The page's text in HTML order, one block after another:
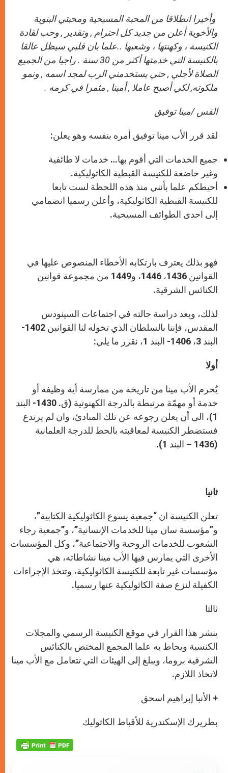
وأخيرا انطلاقا من المحبة المسيحية ومحبتي البنوية
والأخوية أعلن من جديد كل احترام , وتقدير , وحب لقادة
الكنيسة ، وكهنتها ، وشعبها ..علما بان قلبي سيظل عالقا
بالكنيسة التي خدمتها أكثر من 30 سنة
.راجيا من الجميع
الصلاة لأجلي , حتي يستخدمني الرب لمجد اسمه , ونمو
ملكوته, لكي أصبح عاملا , أمينا , مثمرا في كرمه .
القس /مينا توفيق
لقد قرر الأب مينا توفيق أمره بنفسه وهو يعلن:
جميع الخدمات التي أقوم بها… خدمات لا طائفية
وغير خاضعة للكنيسة القبطية الكاثوليكية.
أحيطكم علما بأنني منذ هذه اللحظة لست تابعا
للكنيسة القبطية الكاثوليكية، وأعلن رسميا انضمامي
إلى احدى الطوائف المسيحية.
فهو بذلك يعترف بارتكابه الأخطاء المنصوص عليها في
القوانين 1436، 1446، و1449 من مجموعة قوانين
الكنائس الشرقية.
لذلك، وبعد دراسة حالته في اجتماعات السينودس
المقدس، فإننا بالسلطان الذي تخوله لنا القوانين 1402-
البند 3، 1406- البند 1، نقرر ما يلي:
أولا
يُحرم الأب مينا من تاريخه من ممارسة أية وظيفة أو
خدمة أو مهمّة مرتبطة بالدرجة الكهنوتية (ق. 1430- البند
1)، الى أن يعلن رجوعه عن تلك المبادئ، وان لم يرتدع
فستضطر الكنيسة لمعاقبته بالحط للدرجة العلمانية
(1436 – البند 1).
ثانيا
تعلن الكنيسة ان “جمعية يسوع الكاثوليكية الكتابية”،
و”مؤسسة سان مينا للخدمات الإنسانية”، و”جمعية رجاء
الشعوب للخدمات الروحية والاجتماعية”، وكل المؤسسات
الأخرى التي يمارس فيها الأب مينا نشاطاته، هي
مؤسسات غير تابعة للكنيسة الكاثوليكية، وتتخذ الإجراءات
الكفيلة لنزع صفة الكاثوليكية عنها رسميا.
ثالثا
ينشر هذا القرار في موقع الكنيسة الرسمي والمجلات
الكنسية ويحاط به علما المجمع المختص بالكنائس
الشرقية بروما، ويبلغ إلى الهيئات التي تتعامل مع الأب مينا
لاتخاذ اللازم.
+ الأنبا إبراهيم اسحق
بطريرك الإسكندرية للأقباط الكاثوليك